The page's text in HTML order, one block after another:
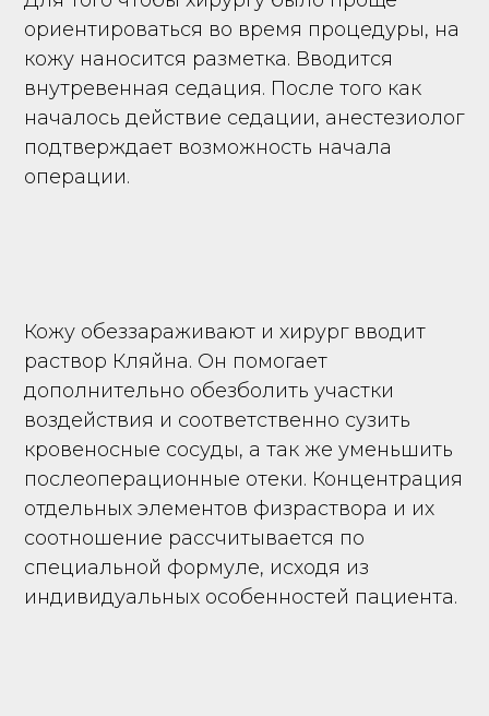
ориентироваться во время процедуры, на
кожу наносится разметка. Вводится
внутревенная седация. После того как
началось действие седации, анестезиолог
подтверждает возможность начала
операции.
Кожу обеззараживают и хирург вводит
раствор Кляйна. Он помогает
дополнительно обезболить участки
воздействия и соответственно сузить
кровеносные сосуды, а так же уменьшить
послеоперационные отеки. Концентрация
отдельных элементов физраствора и их
соотношение рассчитывается по
специальной формуле, исходя из
индивидуальных особенностей пациента.